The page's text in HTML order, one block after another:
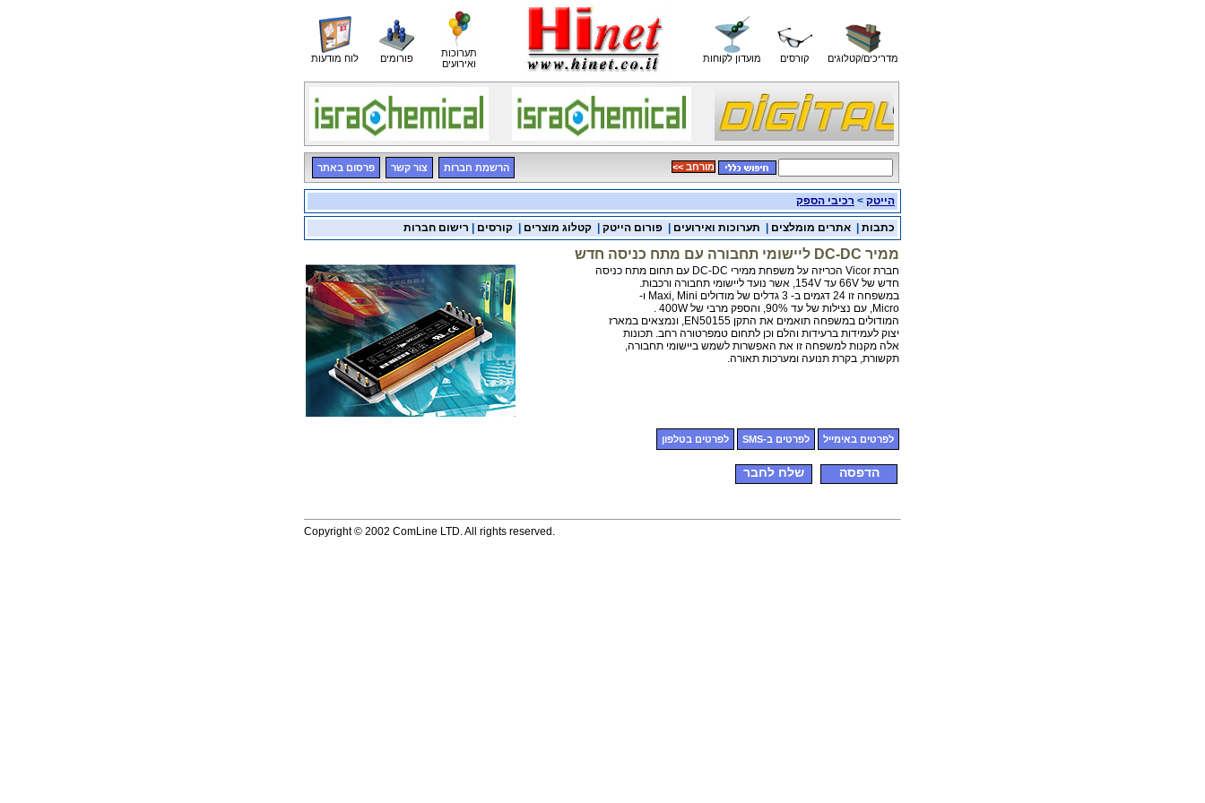
לוח מודעות פורומים
תערוכות
ואירועים
מועדון לקוחות קורסים מדריכים/קטלוגים
הרשמת חברות צור קשר פרסום באתר << מורחב
הייטק > רכיבי הספק
כתבות אתרים מומלצים תערוכות ואירועים פורום הייטק קטלוג מוצרים קורסים רישום חברות
ממיר DC-DC ליישומי תחבורה עם מתח כניסה חדש
חברת Vicor הכריזה על משפחת ממירי DC-DC עם תחום מתח כניסה
חדש של 66V עד 154V, אשר נועד ליישומי תחבורה ורכבות.
במשפחה זו 24 דגמים ב- 3 גדלים של מודולים Maxi, Mini ו-
Micro, עם נצילות של עד 90%, והספק מרבי של 400W .
המודולים במשפחה תואמים את התקן EN50155, ונמצאים במארז
יצוק לעמידות ברעידות והלם וכן לתחום טמפרטורה רחב. תכונות
אלה מקנות למשפחה זו את האפשרות לשמש ביישומי תחבורה,
תקשורת, בקרת תנועה ומערכות תאורה.
לפרטים באימייל לפרטים ב-SMS לפרטים בטלפון
הדפסה שלח לחבר
Copyright © 2002 ComLine LTD. All rights reserved.